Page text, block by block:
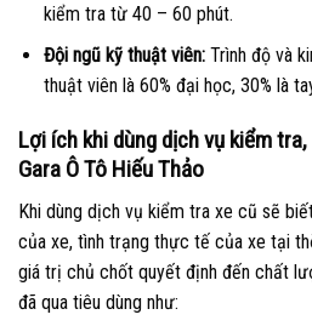
kiểm tra từ 40 – 60 phút.
Đội ngũ kỹ thuật viên:Trình độ và
thuật viên là 60% đại học, 30% là
Lợi ích khi dùng dịch vụ kiểm
Gara Ô Tô Hiếu Thảo
Khi dùng dịch vụ kiểm tra xe cũ sẽ
của xe, tình trạng thực tế của xe tại
giá trị chủ chốt quyết định đến chất
đã qua tiêu dùng như: